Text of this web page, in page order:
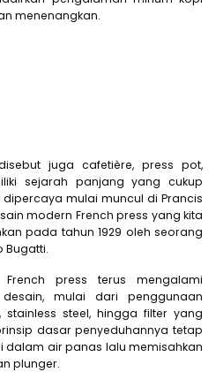
menenangkan.
juga cafetière, press pot,
sejarah panjang yang cukup
mulai muncul di Prancis
modern French press yang kita
pada tahun 1929 oleh seorang
Bugatti.
French press terus mengalami
mulai dari penggunaan
steel, hingga filter yang
dasar penyeduhannya tetap
dalam air panas lalu memisahkan
plunger.